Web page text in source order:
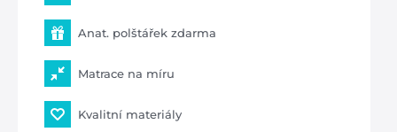
Anat. polštářek zdarma
Matrace na míru
Kvalitní materiály